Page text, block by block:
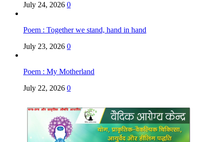
July 24, 2026 0
Poem : Together we stand, hand in hand
July 23, 2026 0
Poem : My Motherland
July 22, 2026 0